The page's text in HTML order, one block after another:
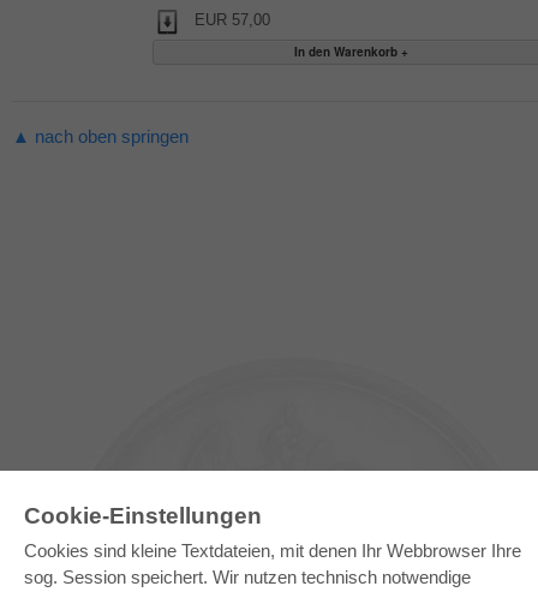
Cookie-Einstellungen
Cookies sind kleine Textdateien, mit denen Ihr Webbrowser Ihre
sog. Session speichert. Wir nutzen technisch notwendige
EUR 57,00
▲ nach oben springen